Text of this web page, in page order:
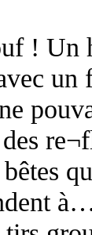
! Un
bêtes